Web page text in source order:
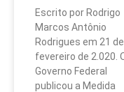
Escrito por Rodrigo
Marcos Antônio
Rodrigues em 21 de
fevereiro de 2.020.
Governo Federal
publicou a Medida